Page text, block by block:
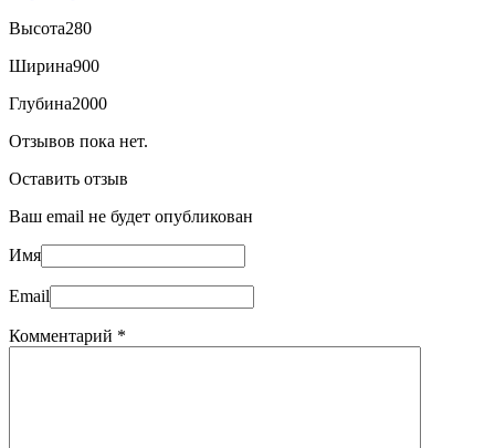
Высота280
Ширина900
Глубина2000
Отзывов пока нет.
Оставить отзыв
Ваш email не будет опубликован
Имя
Email
Комментарий *